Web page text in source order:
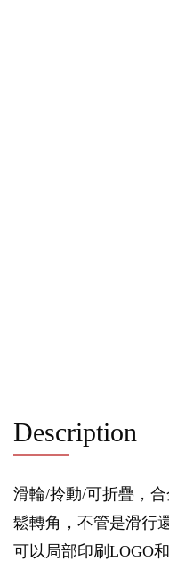
Description
滑輪/拎動/可折疊，
鬆轉角，不管是滑行
可以局部印刷LOGO和